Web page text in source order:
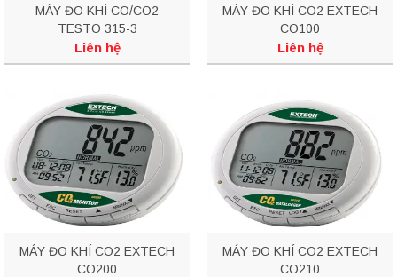
MÁY ĐO KHÍ CO/CO2
TESTO 315-3
Liên hệ
MÁY ĐO KHÍ CO2 EXTECH
CO100
Liên hệ
MÁY ĐO KHÍ CO2 EXTECH
CO200
MÁY ĐO KHÍ CO2 EXTECH
CO210